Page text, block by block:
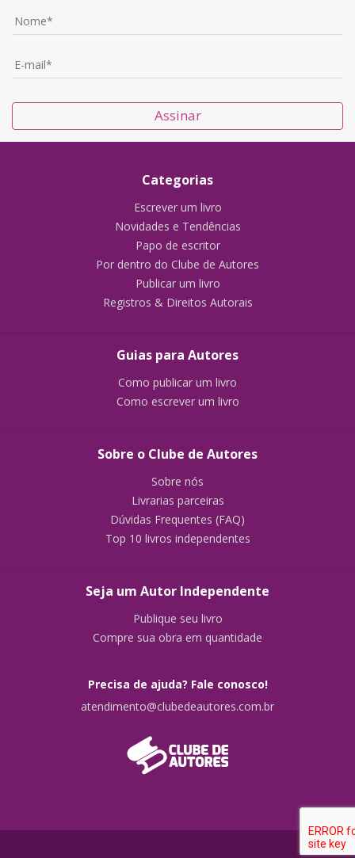
Assinar
Categorias
Escrever um livro
Novidades e Tendências
Papo de escritor
Por dentro do Clube de Autores
Publicar um livro
Registros & Direitos Autorais
Guias para Autores
Como publicar um livro
Como escrever um livro
Sobre o Clube de Autores
Sobre nós
Livrarias parceiras
Dúvidas Frequentes (FAQ)
Top 10 livros independentes
Seja um Autor Independente
Publique seu livro
Compre sua obra em quantidade
Precisa de ajuda? Fale conosco!
atendimento@clubedeautores.com.br